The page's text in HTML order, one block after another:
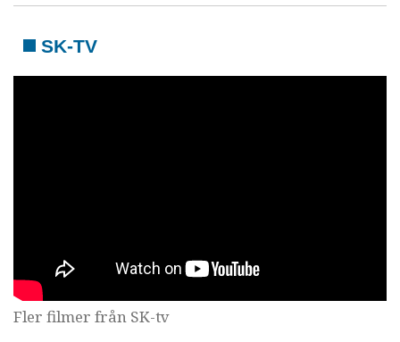
SK-TV
Fler filmer från SK-tv